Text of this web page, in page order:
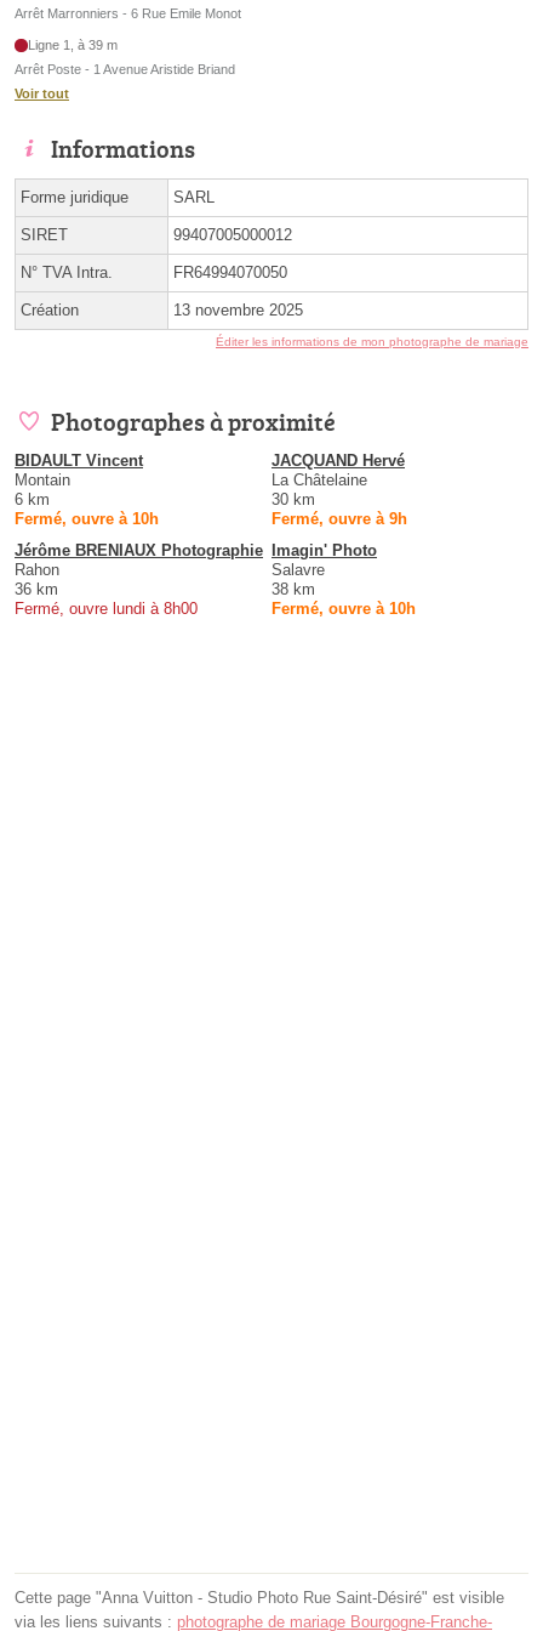
Arrêt Marronniers - 6 Rue Emile Monot
Ligne 1, à 39 m
Arrêt Poste - 1 Avenue Aristide Briand
Voir tout
Informations
Forme juridique SARL
SIRET 99407005000012
N° TVA Intra. FR64994070050
Création 13 novembre 2025
Éditer les informations de mon photographe de mariage
Photographes à proximité
BIDAULT Vincent
Montain
6 km
Fermé, ouvre à 10h
JACQUAND Hervé
La Châtelaine
30 km
Fermé, ouvre à 9h
Jérôme BRENIAUX Photographie
Rahon
36 km
Fermé, ouvre lundi à 8h00
Imagin' Photo
Salavre
38 km
Fermé, ouvre à 10h
Cette page "Anna Vuitton - Studio Photo Rue Saint-Désiré" est visible
via les liens suivants : photographe de mariage Bourgogne-Franche-